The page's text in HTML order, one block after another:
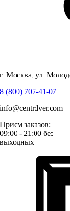
г. Москва, ул.
8 (800) 707-41-07
info@centrdver.com
Прием заказов:
09:00 - 21:00 без
выходных